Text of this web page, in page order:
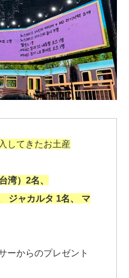
してきたお土産
湾）2名、
ジャカルタ 1名、 マ
からのプレゼント